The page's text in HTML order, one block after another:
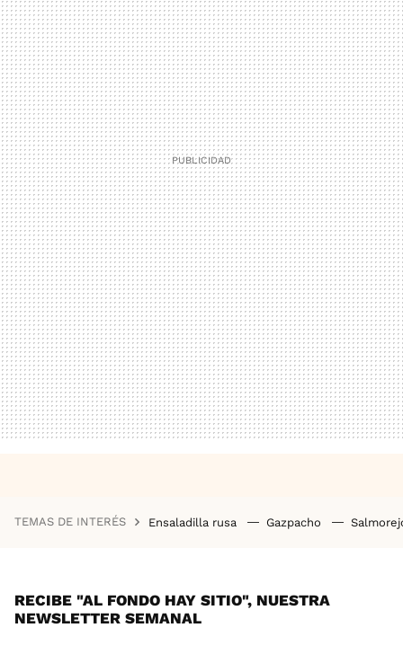
TEMAS DE INTERÉS Ensaladilla rusa Gazpacho
RECIBE "AL FONDO HAY SITIO", NUESTRA
NEWSLETTER SEMANAL